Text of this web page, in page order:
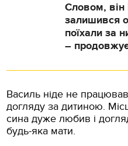
Словом, він
залишився
поїхали за
–
Василь ніде не
догляду за дитиною.
сина дуже любив і
будь-яка мати.